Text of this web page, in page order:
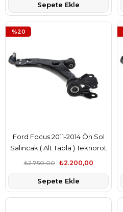
Sepete Ekle
Ford Focus 2011-2014 Ön Sol
Salıncak ( Alt Tabla ) Teknorot
Marka F1F13A423AAB
₺2.200,00
₺2.750,00
Sepete Ekle
%20